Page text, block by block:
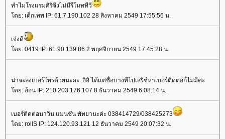
ทำไมโรงแรมศิริจึงไม่มีรีโมททีวี
ดย: เด็กเทพ IP: 61.7.190.102 28 สิงหาคม 2549 17:55:56 น.
เจ๋งดี
ดย: 0419 IP: 61.90.139.86 2 พฤศจิกายน 2549 17:45:28 น.
น่าจะลงเบอร์โทรด้วยนะคะ..อิอิ ได้แต่ชื่อบางทีไปเสริช์หาเบอร์ติดต่อก็ไม่มีค่ะ
ดย: อ้อน IP: 210.203.176.107 8 ธันวาคม 2549 6:08:14 น.
เบอร์ติดต่อนาวิน แมนชั่น พัทยานะค่ะ 038414729/038425273
ดย: rollS IP: 124.120.93.121 12 ธันวาคม 2549 20:07:32 น.